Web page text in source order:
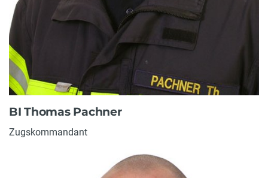
BI Thomas Pachner
Zugskommandant